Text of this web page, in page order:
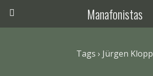
Manafonistas
Tags › Jürgen Klopp